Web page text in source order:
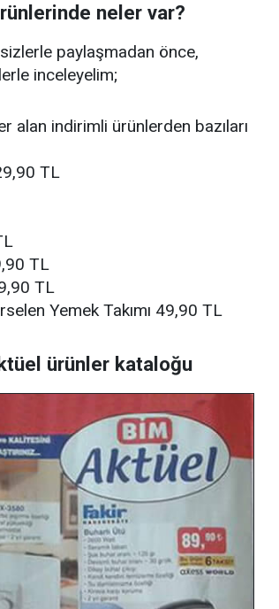
neler var?
paylaşmadan önce,
inceleyelim;
alan indirimli ürünlerden bazıları
TL
TL
TL
Yemek Takımı 49,90 TL
ürünler kataloğu